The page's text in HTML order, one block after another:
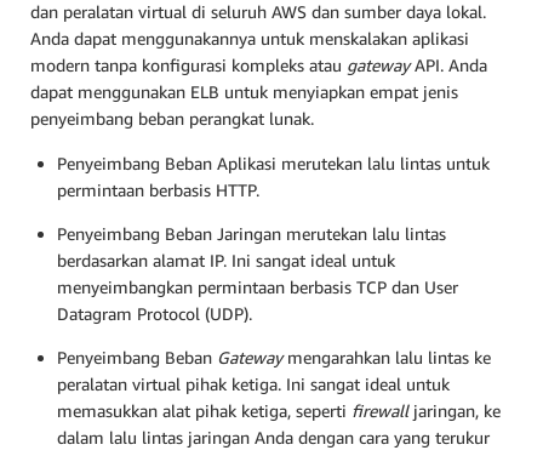
dan peralatan virtual di seluruh AWS dan sumber daya lokal.
Anda dapat menggunakannya untuk menskalakan aplikasi
modern tanpa konfigurasi kompleks atau gatewayAPI. Anda
dapat menggunakan ELB untuk menyiapkan empat jenis
penyeimbang beban perangkat lunak.
Penyeimbang Beban Aplikasi merutekan lalu lintas untuk
permintaan berbasis HTTP.
Penyeimbang Beban Jaringan merutekan lalu lintas
berdasarkan alamat IP. Ini sangat ideal untuk
menyeimbangkan permintaan berbasis TCP dan User
Datagram Protocol (UDP).
Penyeimbang Beban Gatewaymengarahkan lalu lintas ke
peralatan virtual pihak ketiga. Ini sangat ideal untuk
memasukkan alat pihak ketiga, seperti firewalljaringan, ke
dalam lalu lintas jaringan Anda dengan cara yang terukur